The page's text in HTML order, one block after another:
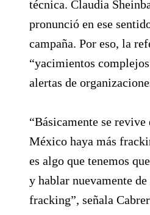
técnica. Claudia
pronunció en ese
campaña. Por eso, la
“yacimientos
alertas de
“Básicamente se revive
México haya más
es algo que tenemos
y hablar nuevamente
fracking”, señala